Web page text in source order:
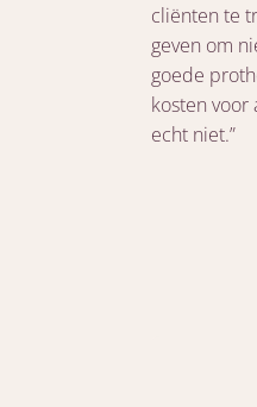
cliënten te
geven om
goede
kosten voor
echt niet.”